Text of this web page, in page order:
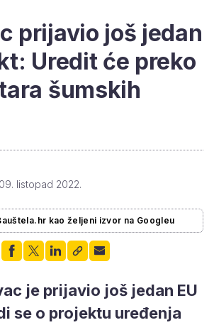
prijavio još jedan
Uredit će preko
šumskih
09. listopad 2022.
kao željeni izvor na Googleu
je prijavio još jedan EU
se o projektu uređenja